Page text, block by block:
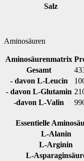
Salz
Aminosäuren
Aminosäurenmatrix
Gesamt
- davon L-Leucin
- davon L-Glutamin
-davon L-Valin
Essentielle
L-Alanin
L-Arginin
L-